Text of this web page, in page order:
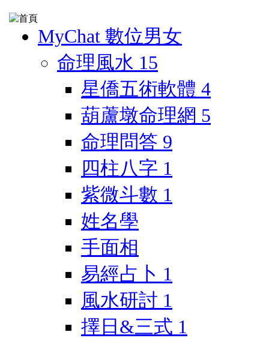
MyChat 數位男女
命理風水 15
星僑五術軟體 4
葫蘆墩命理網 5
命理問答 9
四柱八字 1
紫微斗數 1
姓名學
手面相
易經占卜 1
風水研討 1
擇日&三式 1